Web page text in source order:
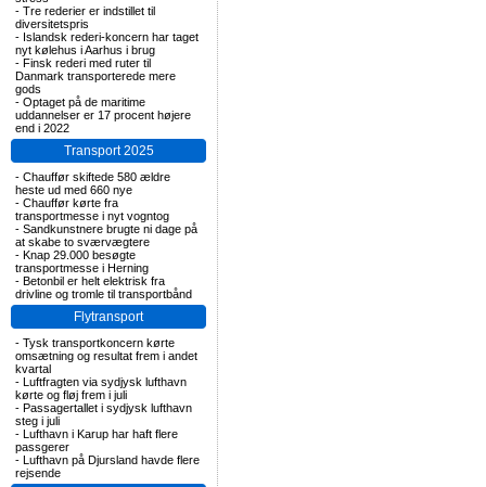
- Tre rederier er indstillet til
diversitetspris
- Islandsk rederi-koncern har taget
nyt kølehus i Aarhus i brug
- Finsk rederi med ruter til
Danmark transporterede mere
gods
- Optaget på de maritime
uddannelser er 17 procent højere
end i 2022
Transport 2025
- Chauffør skiftede 580 ældre
heste ud med 660 nye
- Chauffør kørte fra
transportmesse i nyt vogntog
- Sandkunstnere brugte ni dage på
at skabe to sværvægtere
- Knap 29.000 besøgte
transportmesse i Herning
- Betonbil er helt elektrisk fra
drivline og tromle til transportbånd
Flytransport
- Tysk transportkoncern kørte
omsætning og resultat frem i andet
kvartal
- Luftfragten via sydjysk lufthavn
kørte og fløj frem i juli
- Passagertallet i sydjysk lufthavn
steg i juli
- Lufthavn i Karup har haft flere
passgerer
- Lufthavn på Djursland havde flere
rejsende